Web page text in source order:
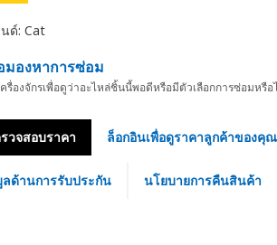
ด์: Cat
มองหาการซ่อม
ครื่องจักรเพื่อดูว่าอะไหล่ชิ้นนี้พอดีหรือมีตัวเลือกการซ่อมหรือ
วจสอบราคา ล็อกอินเพื่อดูราคาลูกค้าของคุณ
ด้านการรับประกัน นโยบายการคืนสินค้า